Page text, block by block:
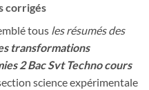
corrigés
tous les résumés des
transformations
2 Bac Svt Techno cours
science expérimentale